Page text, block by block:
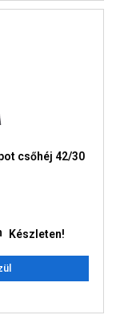
csőhéj 42/30
Készleten!